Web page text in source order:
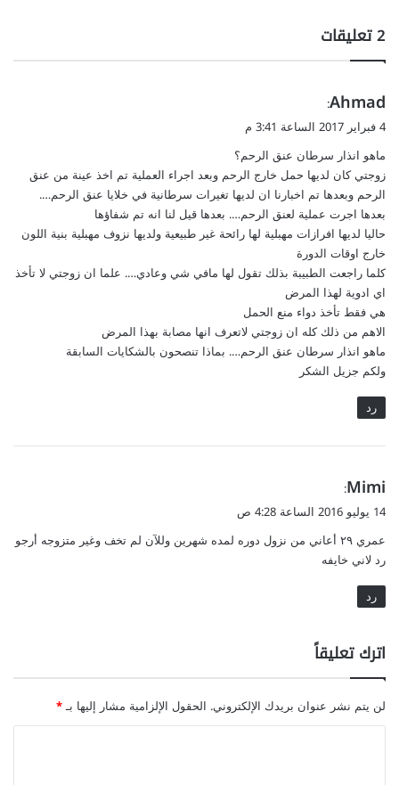
‫2 تعليقات
ي
ق
ل
Ahmad
:
4 فبراير 2017 الساعة 3:41 م
ماهو انذار سرطان عنق الرحم؟
زوجتي كان لديها حمل خارج الرحم وبعد اجراء العملية تم اخذ عينة من عنق
الرحم وبعدها تم اخبارنا ان لديها تغيرات سرطانية في خلايا عنق الرحم….
بعدها اجرت عملية لعنق الرحم…. بعدها قيل لنا انه تم شفاؤها
حاليا لديها افرازات مهبلية لها رائحة غير طبيعية ولديها نزوف مهبلية بنية اللون
خارج اوقات الدورة
كلما راجعت الطبيبة بذلك تقول لها مافي شي وعادي…. علما ان زوجتي لا تأخذ
اي ادوية لهذا المرض
هي فقط تأخذ دواء منع الحمل
الاهم من ذلك كله ان زوجتي لاتعرف انها مصابة بهذا المرض
ماهو انذار سرطان عنق الرحم…. بماذا تنصحون بالشكايات السابقة
ولكم جزيل الشكر
رد
ي
ق
ل
Mimi
:
14 يوليو 2016 الساعة 4:28 ص
عمري ٢٩ أعاني من نزول دوره لمده شهرين وللآن لم تخف وغير متزوجه أرجو
رد لاني خايفه
رد
اترك تعليقاً
لن يتم نشر عنوان بريدك الإلكتروني. الحقول الإلزامية مشار إليها بـ*